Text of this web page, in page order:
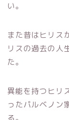
い。
また昔はヒリス
リスの過去の人
た。
異能を持つヒリ
ったパルベノン